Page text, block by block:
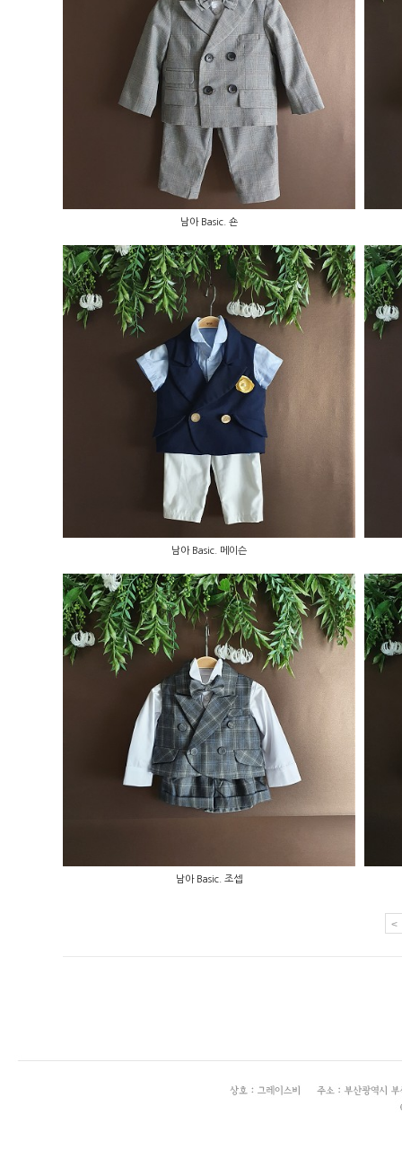
남아 Basic. 숀
남아 Basic. 숀
남아 Basic. 메이슨
남아 Basic. 메이슨
남아 Basic. 조셉
남아 Basic. 조셉
<